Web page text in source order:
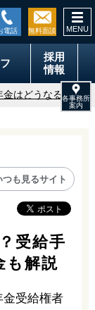
採用
情報
金はどうなる？受
つも見るサイト
受給手
も解説
金受給権者